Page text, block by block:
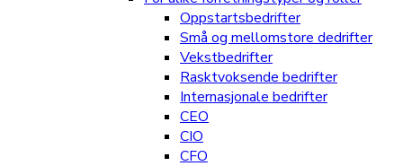
Oppstartsbedrifter
Små og mellomstore dedrifter
Vekstbedrifter
Rasktvoksende bedrifter
Internasjonale bedrifter
CEO
CIO
CFO